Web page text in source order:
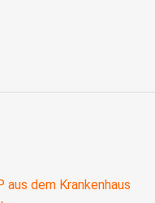
aus dem Krankenhaus